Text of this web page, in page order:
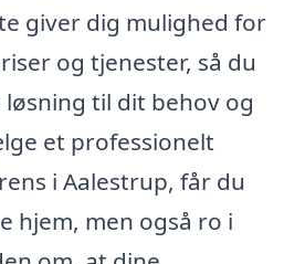
giver dig mulighed for
og tjenester, så du
til dit behov og
et professionelt
i Aalestrup, får du
hjem, men også ro i